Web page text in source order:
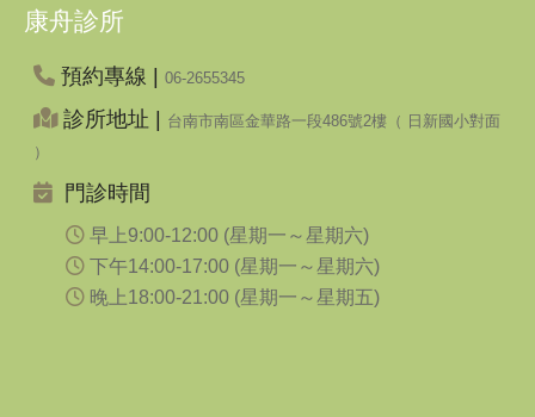
康舟診所
預約專線 | 06-2655345
診所地址 | 台南市南區金華路一段486號2樓（ 日新國小對面
）
門診時間
早上9:00-12:00 (星期一～星期六)
下午14:00-17:00 (星期一～星期六)
晚上18:00-21:00 (星期一～星期五)